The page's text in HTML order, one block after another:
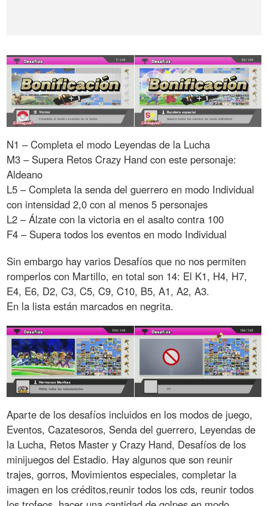
N1 – Completa el modo Leyendas de la Lucha
M3 – Supera Retos Crazy Hand con este personaje:
Aldeano
L5 – Completa la senda del guerrero en modo Individual
con intensidad 2,0 con al menos 5 personajes
L2 – Álzate con la victoria en el asalto contra 100
F4 – Supera todos los eventos en modo Individual
Sin embargo hay varios Desafíos que no nos permiten
romperlos con Martillo, en total son 14: El K1, H4, H7,
E4, E6, D2, C3, C5, C9, C10, B5, A1, A2, A3.
En la lista están marcados en negrita.
Aparte de los desafíos incluidos en los modos de juego,
Eventos, Cazatesoros, Senda del guerrero, Leyendas de
la Lucha, Retos Master y Crazy Hand, Desafíos de los
minijuegos del Estadio. Hay algunos que son reunir
trajes, gorros, Movimientos especiales, completar la
imagen en los créditos,reunir todos los cds, reunir todos